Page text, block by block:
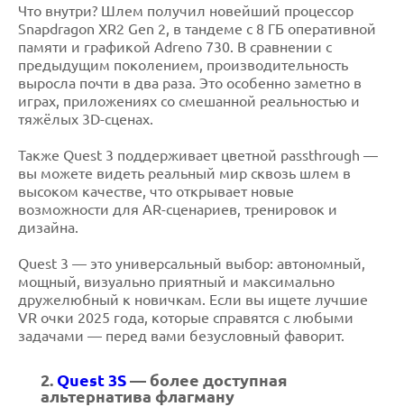
Что внутри? Шлем получил новейший процессор
Snapdragon XR2 Gen 2, в тандеме с 8 ГБ оперативной
памяти и графикой Adreno 730. В сравнении с
предыдущим поколением, производительность
выросла почти в два раза. Это особенно заметно в
играх, приложениях со смешанной реальностью и
тяжёлых 3D-сценах.
Также Quest 3 поддерживает цветной passthrough —
вы можете видеть реальный мир сквозь шлем в
высоком качестве, что открывает новые
возможности для AR-сценариев, тренировок и
дизайна.
Quest 3 — это универсальный выбор: автономный,
мощный, визуально приятный и максимально
дружелюбный к новичкам. Если вы ищете лучшие
VR очки 2025 года, которые справятся с любыми
задачами — перед вами безусловный фаворит.
2. Quest 3S — более доступная
альтернатива флагману